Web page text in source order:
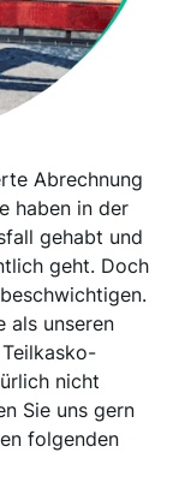
Abrechnung
haben in der
gehabt und
geht. Doch
als unseren
nicht
Sie uns gern
folgenden